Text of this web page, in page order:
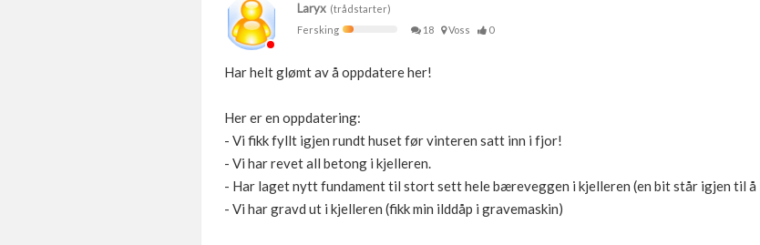
Laryx (trådstarter)
Fersking
18 Voss 0
Har helt glømt av å oppdatere her!
Her er en oppdatering:
- Vi fikk fyllt igjen rundt huset før vinteren satt inn i fjor!
- Vi har revet all betong i kjelleren.
- Har laget nytt fundament til stort sett hele bæreveggen i kjelleren (en bit står igjen til å
- Vi har gravd ut i kjelleren (fikk min ilddåp i gravemaskin)